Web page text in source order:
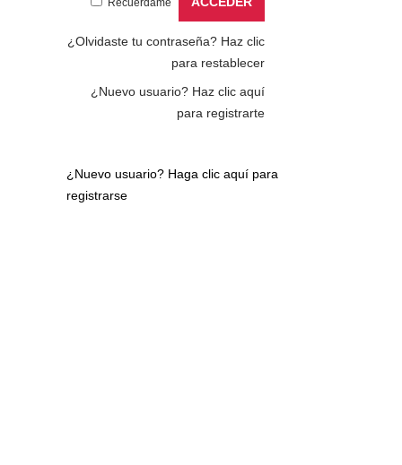
Recuérdame
¿Olvidaste tu contraseña? Haz clic
para restablecer
¿Nuevo usuario? Haz clic aquí
para registrarte
¿Nuevo usuario? Haga clic aquí para
registrarse